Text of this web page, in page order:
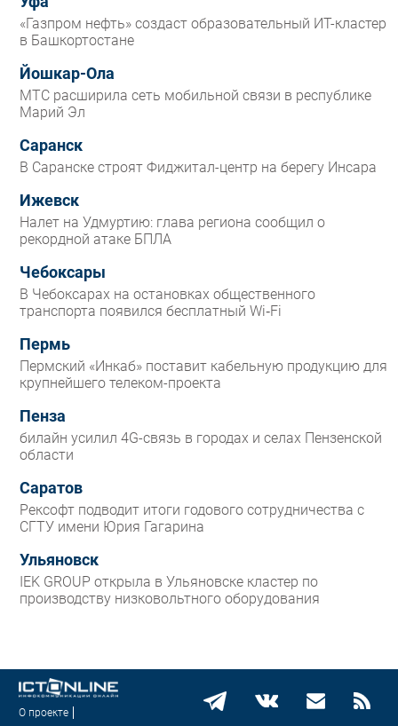
«Газпром нефть» создаст образовательный ИТ-кластер
в Башкортостане
Йошкар-Ола
МТС расширила сеть мобильной связи в республике
Марий Эл
Саранск
В Саранске строят Фиджитал-центр на берегу Инсара
Ижевск
Налет на Удмуртию: глава региона сообщил о
рекордной атаке БПЛА
Чебоксары
В Чебоксарах на остановках общественного
транспорта появился бесплатный Wi‑Fi
Пермь
Пермский «Инкаб» поставит кабельную продукцию для
крупнейшего телеком-проекта
Пенза
билайн усилил 4G-связь в городах и селах Пензенской
области
Саратов
Рексофт подводит итоги годового сотрудничества с
СГТУ имени Юрия Гагарина
Ульяновск
IEK GROUP открыла в Ульяновске кластер по
производству низковольтного оборудования
О проекте